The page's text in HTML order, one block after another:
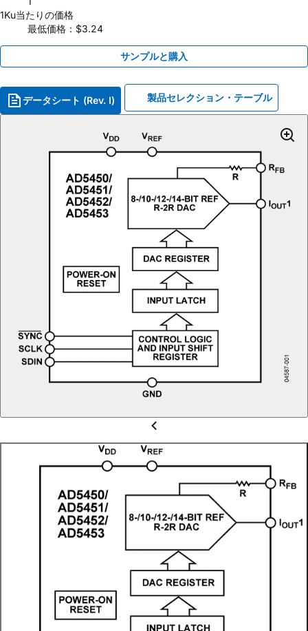
1Ku当たりの価格
最低価格：$3.24
サンプルと購入
データシート (Rev. I) 製品セレクション・テーブル